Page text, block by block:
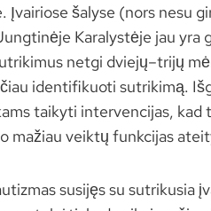
Įvairiose šalyse (nors nesu
Karalystėje jau
netgi dviejų–trijų
identifikuoti sutrikimą.
taikyti intervencijas,
mažiau veiktų funkcijas
susijęs su sutrikusia